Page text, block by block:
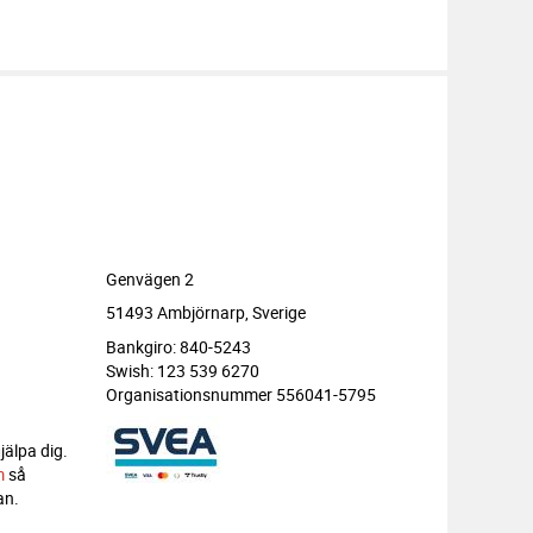
dig.
så
Genvägen 2
51493 Ambjörnarp, Sverige
Bankgiro: 840-5243
Swish: 123 539 6270
Organisationsnummer 556041-5795